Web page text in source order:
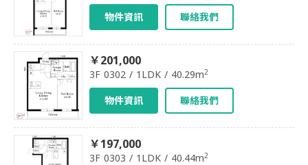
物件資訊 聯絡我們
￥201,000
3F 0302 / 1LDK / 40.29m2
物件資訊 聯絡我們
￥197,000
3F 0303 / 1LDK / 40.44m2